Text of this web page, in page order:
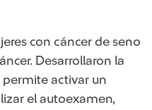
con cáncer de seno
Desarrollaron la
activar un
el autoexamen,